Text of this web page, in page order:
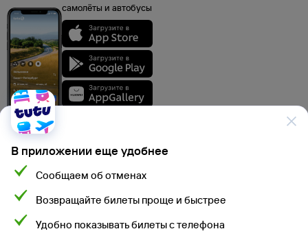
В приложении еще удобнее
Сообщаем об отменах
Возвращайте билеты проще и быстрее
Удобно показывать билеты с телефона
самолёты и автобусы
Данные, используемые на сайте Туту.ру, включая стоимость электронных
авиа- и ж/д билетов, электронных билетов на автобусы и туристского
и автобусов взяты из официальных источников. Туристский продукт,
электронные авиа- и ж/д билеты, электронные билеты на автобусы
Мы используем cookies для более удобной работы